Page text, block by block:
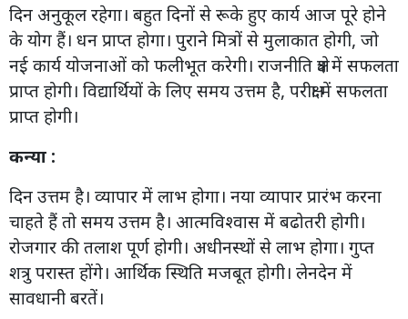
दिन अनुकूल रहेगा। बहुत दिनों से रूके हुए कार्य आज पूरे होने
के योग हैं। धन प्राप्त होगा। पुराने मित्रों से मुलाकात होगी, जो
नई कार्य योजनाओं को फलीभूत करेगी। राजनीति क्षेत्र में सफलता
प्राप्त होगी। विद्यार्थियों के लिए समय उत्तम है, परीक्षा में सफलता
प्राप्त होगी।
कन्या :
दिन उत्तम है। व्यापार में लाभ होगा। नया व्यापार प्रारंभ करना
चाहते हैं तो समय उत्तम है। आत्मविश्वास में बढोतरी होगी।
रोजगार की तलाश पूर्ण होगी। अधीनस्थों से लाभ होगा। गुप्त
शत्रु परास्त होंगे। आर्थिक स्थिति मजबूत होगी। लेनदेन में
सावधानी बरतें।